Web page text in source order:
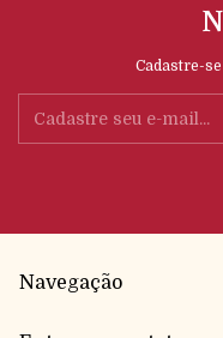
Cadastre-
Navegação